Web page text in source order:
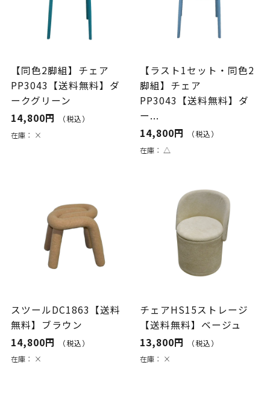
【同色2脚組】チェア
PP3043【送料無料】ダ
ークグリーン
14,800円
（税込）
在庫： ×
【ラスト1セット・同色2
脚組】チェア
PP3043【送料無料】ダ
ー...
14,800円
（税込）
在庫： △
スツールDC1863【送料
無料】ブラウン
14,800円
（税込）
在庫： ×
チェアHS15ストレージ
【送料無料】ベージュ
13,800円
（税込）
在庫： ×